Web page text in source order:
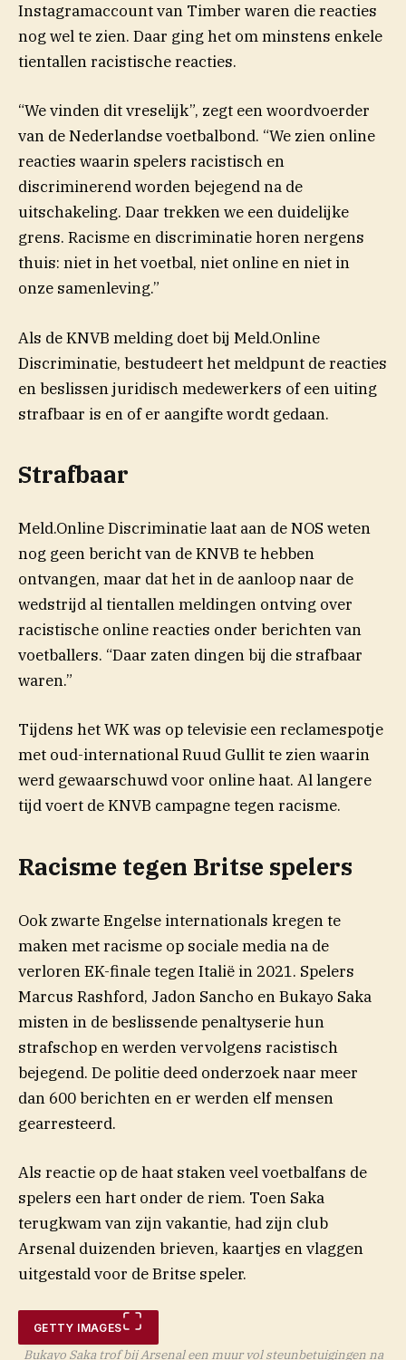
Instagramaccount van Timber waren die reacties
nog wel te zien. Daar ging het om minstens enkele
tientallen racistischereacties.
“We vinden dit vreselijk”, zegt een woordvoerder
van de Nederlandse voetbalbond. “We zien online
reacties waarin spelers racistisch en
discriminerend worden bejegend na de
uitschakeling. Daar trekken we een duidelijke
grens. Racisme en discriminatie horen nergens
thuis: niet in het voetbal, niet online en niet in
onze samenleving.”
Als de KNVB melding doet bij Meld.Online
Discriminatie, bestudeert het meldpunt de reacties
en beslissen juridisch medewerkers of een uiting
strafbaar is en of er aangifte wordt gedaan.
Strafbaar
Meld.Online Discriminatie laat aan de NOS weten
nog geen bericht van de KNVB te hebben
ontvangen, maar dat het in de aanloop naar de
wedstrijd al tientallen meldingen ontving over
racistische online reacties onder berichten van
voetballers. “Daar zaten dingen bij die strafbaar
waren.”
Tijdens het WK was op televisie een reclamespotje
met oud-international Ruud Gullit te zien waarin
werd gewaarschuwd voor online haat. Al langere
tijd voert de KNVB campagne tegen racisme.
Racisme tegen Britse spelers
Ook zwarte Engelse internationals kregen te
maken met racisme op sociale media na de
verloren EK-finale tegen Italië in 2021. Spelers
Marcus Rashford, Jadon Sancho en Bukayo Saka
misten in de beslissende penaltyserie hun
strafschop en werden vervolgens racistisch
bejegend. De politie deed onderzoek naar meer
dan 600 berichten en er werden elf mensen
gearresteerd.
Als reactie op de haat staken veel voetbalfans de
spelers een hart onder deriem(opent in nieuw
. Toen Saka
terugkwam van zijn vakantie, had zijn club
Arsenal duizenden brieven, kaartjes en vlaggen
uitgestald voor de Britse speler.
GETTY IMAGES
Bukayo Saka trof bij Arsenal een muur vol steunbetuigingen na